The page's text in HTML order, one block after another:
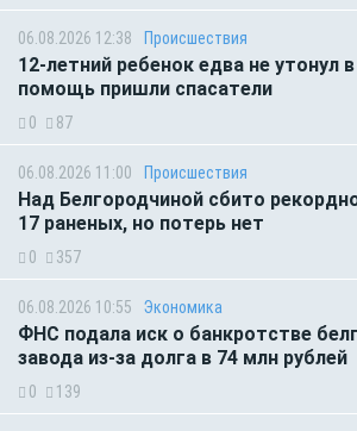
06.08.2026 12:38 Происшествия
12-летний ребенок едва не утонул
помощь пришли спасатели
0 87
06.08.2026 11:00 Происшествия
Над Белгородчиной сбито
17 раненых, но потерь нет
0 357
06.08.2026 10:55 Экономика
ФНС подала иск о банкротстве
завода из-за долга в 74 млн рублей
0 139